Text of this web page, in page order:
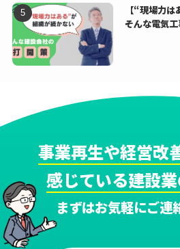
【“現場力
そんな電気工
事業再生や経営改
感じている建設
まずはお気軽にご連